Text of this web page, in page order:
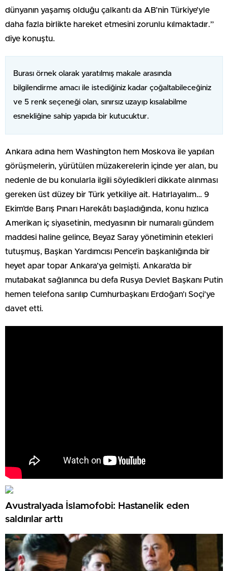
dünyanın yaşamış olduğu çalkantı da AB’nin Türkiye’yle
daha fazla birlikte hareket etmesini zorunlu kılmaktadır.”
diye konuştu.
Burası örnek olarak yaratılmış makale arasında
bilgilendirme amacı ile istediğiniz kadar çoğaltabileceğiniz
ve 5 renk seçeneği olan, sınırsız uzayıp kısalabilme
esnekliğine sahip yapıda bir kutucuktur.
Ankara adına hem Washington hem Moskova ile yapılan
görüşmelerin, yürütülen müzakerelerin içinde yer alan, bu
nedenle de bu konularla ilgili söyledikleri dikkate alınması
gereken üst düzey bir Türk yetkiliye ait. Hatırlayalım… 9
Ekim’de Barış Pınarı Harekâtı başladığında, konu hızlıca
Amerikan iç siyasetinin, medyasının bir numaralı gündem
maddesi haline gelince, Beyaz Saray yönetiminin etekleri
tutuşmuş, Başkan Yardımcısı Pence’in başkanlığında bir
heyet apar topar Ankara’ya gelmişti. Ankara’da bir
mutabakat sağlanınca bu defa Rusya Devlet Başkanı Putin
hemen telefona sarılıp Cumhurbaşkanı Erdoğan’ı Soçi’ye
davet etti.
Avustralyada İslamofobi: Hastanelik eden
saldırılar arttı